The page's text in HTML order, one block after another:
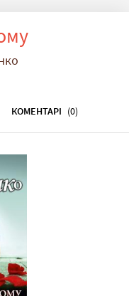
КОМЕНТАРІ (0)